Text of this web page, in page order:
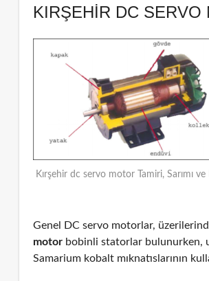
KIRŞEHIR DC
Kırşehir dc servo motor Tamiri, Sarımı ve
Genel DC servo motorlar,
motor bobinli statorlar bulunurken,
Samarium kobalt mıknatıslarının